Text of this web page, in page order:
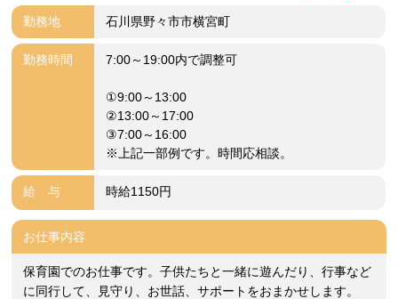
勤務地 石川県野々市市横宮町
勤務時間 7:00～19:00内で調整可
①9:00～13:00
②13:00～17:00
③7:00～16:00
※上記一部例です。時間応相談。
給 与 時給1150円
お仕事内容
保育園でのお仕事です。子供たちと一緒に遊んだり、行事など
に同行して、見守り、お世話、サポートをおまかせします。